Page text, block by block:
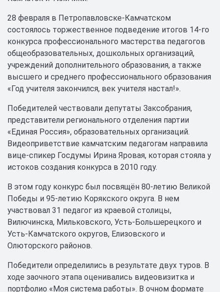
28 февраля в Петропавловске-Камчатском
состоялось торжественное подведение итогов 14-го
конкурса профессионального мастерства педагогов
общеобразовательных, дошкольных организаций,
учреждений дополнительного образования, а также
высшего и среднего профессионального образования
«Год учителя закончился, век учителя настал!».
Победителей чествовали депутаты Заксобрания,
представители регионального отделения партии
«Единая Россия», образовательных организаций.
Видеоприветствие камчатским педагогам направила
вице-спикер Госдумы Ирина Яровая, которая стояла у
истоков создания конкурса в 2010 году.
В этом году конкурс был посвящён 80-летию Великой
Победы и 95-летию Корякского округа. В нем
участвовал 31 педагог из краевой столицы,
Вилючинска, Мильковского, Усть-Большерецкого и
Усть-Камчатского округов, Елизовского и
Олюторского районов.
Победители определились в результате двух туров. В
ходе заочного этапа оценивались видеовизитка и
портфолио «Моя система работы». В очном формате